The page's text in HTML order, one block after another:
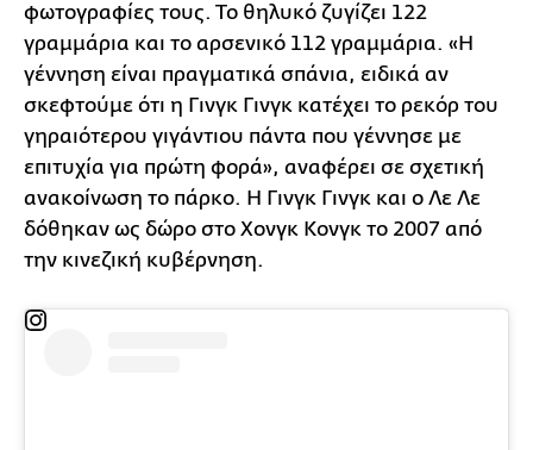
φωτογραφίες τους. Το θηλυκό ζυγίζει 122
γραμμάρια και το αρσενικό 112 γραμμάρια. «Η
γέννηση είναι πραγματικά σπάνια, ειδικά αν
σκεφτούμε ότι η Γινγκ Γινγκ κατέχει το ρεκόρ του
γηραιότερου γιγάντιου πάντα που γέννησε με
επιτυχία για πρώτη φορά», αναφέρει σε σχετική
ανακοίνωση το πάρκο. Η Γινγκ Γινγκ και ο Λε Λε
δόθηκαν ως δώρο στο Χονγκ Κονγκ το 2007 από
την κινεζική κυβέρνηση.